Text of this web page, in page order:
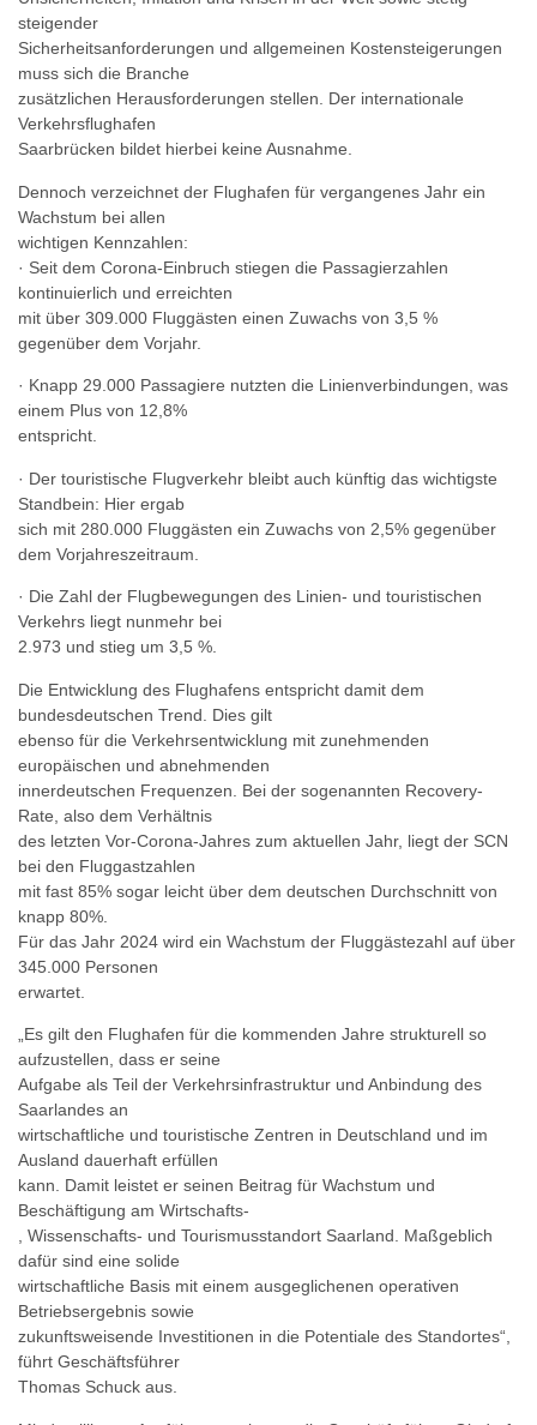
steigender
Sicherheitsanforderungen und allgemeinen Kostensteigerungen
muss sich die Branche
zusätzlichen Herausforderungen stellen. Der internationale
Verkehrsflughafen
Saarbrücken bildet hierbei keine Ausnahme.
Dennoch verzeichnet der Flughafen für vergangenes Jahr ein
Wachstum bei allen
wichtigen Kennzahlen:
· Seit dem Corona-Einbruch stiegen die Passagierzahlen
kontinuierlich und erreichten
mit über 309.000 Fluggästen einen Zuwachs von 3,5 %
gegenüber dem Vorjahr.
· Knapp 29.000 Passagiere nutzten die Linienverbindungen, was
einem Plus von 12,8%
entspricht.
· Der touristische Flugverkehr bleibt auch künftig das wichtigste
Standbein: Hier ergab
sich mit 280.000 Fluggästen ein Zuwachs von 2,5% gegenüber
dem Vorjahreszeitraum.
· Die Zahl der Flugbewegungen des Linien- und touristischen
Verkehrs liegt nunmehr bei
2.973 und stieg um 3,5 %.
Die Entwicklung des Flughafens entspricht damit dem
bundesdeutschen Trend. Dies gilt
ebenso für die Verkehrsentwicklung mit zunehmenden
europäischen und abnehmenden
innerdeutschen Frequenzen. Bei der sogenannten Recovery-
Rate, also dem Verhältnis
des letzten Vor-Corona-Jahres zum aktuellen Jahr, liegt der SCN
bei den Fluggastzahlen
mit fast 85% sogar leicht über dem deutschen Durchschnitt von
knapp 80%.
Für das Jahr 2024 wird ein Wachstum der Fluggästezahl auf über
345.000 Personen
erwartet.
„Es gilt den Flughafen für die kommenden Jahre strukturell so
aufzustellen, dass er seine
Aufgabe als Teil der Verkehrsinfrastruktur und Anbindung des
Saarlandes an
wirtschaftliche und touristische Zentren in Deutschland und im
Ausland dauerhaft erfüllen
kann. Damit leistet er seinen Beitrag für Wachstum und
Beschäftigung am Wirtschafts-
, Wissenschafts- und Tourismusstandort Saarland. Maßgeblich
dafür sind eine solide
wirtschaftliche Basis mit einem ausgeglichenen operativen
Betriebsergebnis sowie
zukunftsweisende Investitionen in die Potentiale des Standortes“,
führt Geschäftsführer
Thomas Schuck aus.